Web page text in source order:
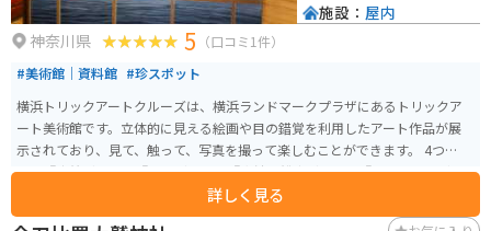
神奈川県 5 （口コミ1件）
#美術館｜資料館 #珍スポット
横浜トリックアートクルーズは、横浜ランドマークプラザにあるトリックア
ート美術館です。立体的に見える絵画や目の錯覚を利用したアート作品が展
示されており、見て、触って、写真を撮って楽しむことができます。 4つのエ
リア『出航ゾーン』『探検ゾーン』『奇妙な船底ゾーン』『トレジャーゾー
ン』が設けられており、子供から大人まで幅広い年齢層の来場者に楽しんで
もらえるようになっています。不思議なトリックアート作品がいっぱいの体
詳しく見る
施設： 屋内